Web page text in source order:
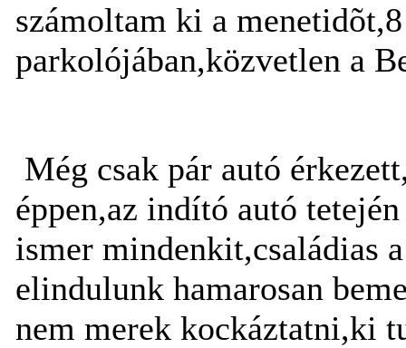
számoltam ki a
parkolójában,közvetlen a
Még csak pár autó
éppen,az indító autó
ismer mindenkit,családias
elindulunk hamarosan
nem merek kockáztatni,ki